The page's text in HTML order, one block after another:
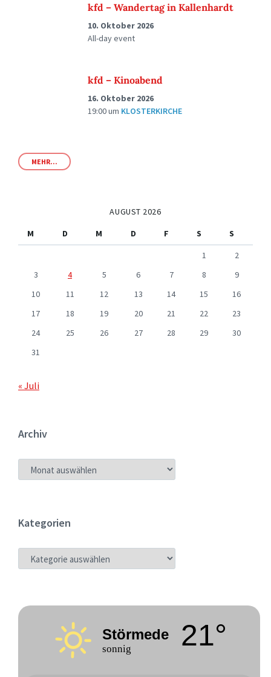
kfd – Wandertag in Kallenhardt
10. Oktober 2026
All-day event
kfd – Kinoabend
16. Oktober 2026
19:00um KLOSTERKIRCHE
MEHR...
AUGUST 2026
M
D M D F S
S
1
2
3
4 5 6 7 8
9
10
11 12 13 14 15
16
17
18 19 20 21 22
23
24
25 26 27 28 29
30
31
« Juli
Archiv
ARCHIV
Kategorien
KATEGORIEN
Störmede
sonnig 21°